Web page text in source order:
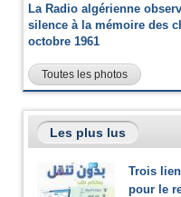
La Radio algérienne
silence à la mémoire des
octobre 1961
Toutes les photos
Les plus lus
Trois
pour le